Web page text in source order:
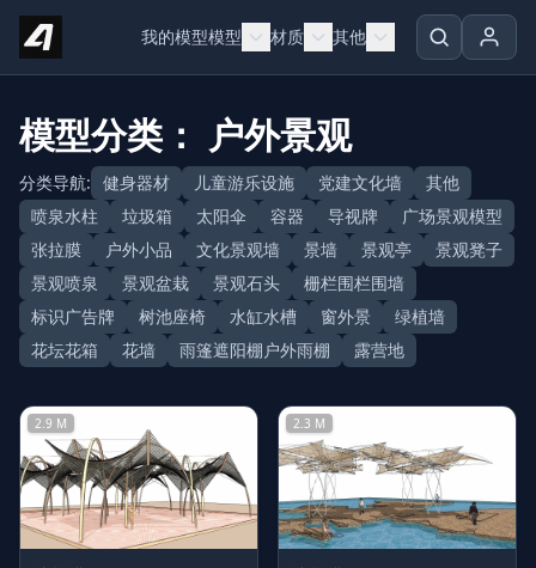
Skip to content
我的模型模型 材质 其他
模型分类： 户外景观
分类导航: 健身器材 儿童游乐设施 党建文化墙
其他
喷泉水柱
垃圾箱 太阳伞 容器 导视牌
广场景观模型
张拉膜
户外小品 文化景观墙 景墙 景观亭
景观凳子
景观喷泉
景观盆栽 景观石头
栅栏围栏围墙
标识广告牌
树池座椅 水缸水槽 窗外景
绿植墙
花坛花箱
花墙 雨篷遮阳棚户外雨棚 露营地
2.9 M 2.3 M